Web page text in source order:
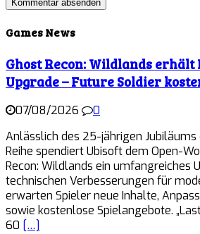
Games News
Ghost Recon: Wildlands erhält
Upgrade – Future Soldier
07/08/2026
0
Anlässlich des 25-jährigen Jubiläums
Reihe spendiert Ubisoft dem Open-
Recon: Wildlands ein umfangreiches
technischen Verbesserungen für
erwarten Spieler neue Inhalte,
sowie kostenlose Spielangebote.
60 […]